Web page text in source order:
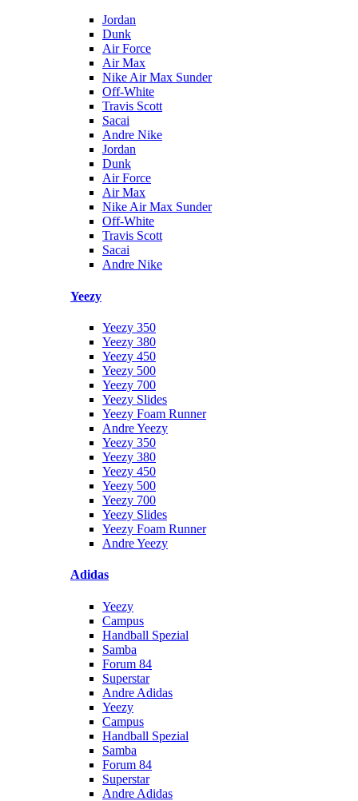
Jordan
Dunk
Air Force
Air Max
Nike Air Max Sunder
Off-White
Travis Scott
Sacai
Andre Nike
Jordan
Dunk
Air Force
Air Max
Nike Air Max Sunder
Off-White
Travis Scott
Sacai
Andre Nike
Yeezy
Yeezy 350
Yeezy 380
Yeezy 450
Yeezy 500
Yeezy 700
Yeezy Slides
Yeezy Foam Runner
Andre Yeezy
Yeezy 350
Yeezy 380
Yeezy 450
Yeezy 500
Yeezy 700
Yeezy Slides
Yeezy Foam Runner
Andre Yeezy
Adidas
Yeezy
Campus
Handball Spezial
Samba
Forum 84
Superstar
Andre Adidas
Yeezy
Campus
Handball Spezial
Samba
Forum 84
Superstar
Andre Adidas